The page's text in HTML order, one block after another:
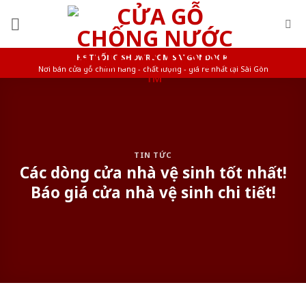
HỆ THỐNG SHOWROOM SAIGONDOOR
Nơi bán cửa gỗ chính hãng - chất lượng - giá rẻ nhất tại Sài Gòn
TIN TỨC
Các dòng cửa nhà vệ sinh tốt nhất!
Báo giá cửa nhà vệ sinh chi tiết!